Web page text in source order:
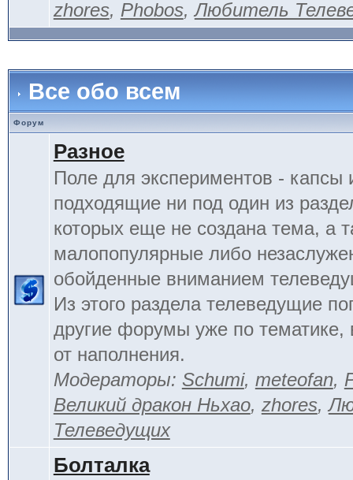
zhores, Phobos,Любитель
Все обо всем
Форум
Разное
Поле для экспериментов - капсы
подходящие ни под один из
которых еще не создана тема, а
малопопулярные либо
обойденные вниманием
Из этого раздела телеведущие
другие форумы уже по тематике,
от наполнения.
Модераторы: Schumi, meteofan,
Великий дракон Ньхао, zhores,
Телеведущих
Болталка